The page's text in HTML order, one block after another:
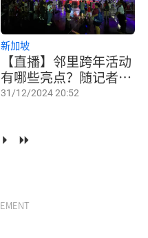
【直播】邻里跨年活动
有哪些亮点？随记者去
了解
新加坡
31/12/2024 20:52